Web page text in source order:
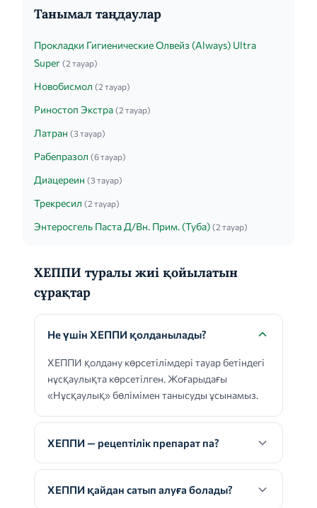
Танымал таңдаулар
Прокладки Гигиенические Олвейз (Always) Ultra
Super (2 тауар)
Новобисмол (2 тауар)
Риностоп Экстра (2 тауар)
Латран (3 тауар)
Рабепразол (6 тауар)
Диацереин (3 тауар)
Трекресил (2 тауар)
Энтеросгель Паста Д/Вн. Прим. (Туба) (2 тауар)
ХЕППИ туралы жиі қойылатын
сұрақтар
Не үшін ХЕППИ қолданылады?
ХЕППИ қолдану көрсетілімдері тауар бетіндегі
нұсқаулықта көрсетілген. Жоғарыдағы
«Нұсқаулық» бөлімімен танысуды ұсынамыз.
ХЕППИ — рецептілік препарат па?
ХЕППИ қайдан сатып алуға болады?